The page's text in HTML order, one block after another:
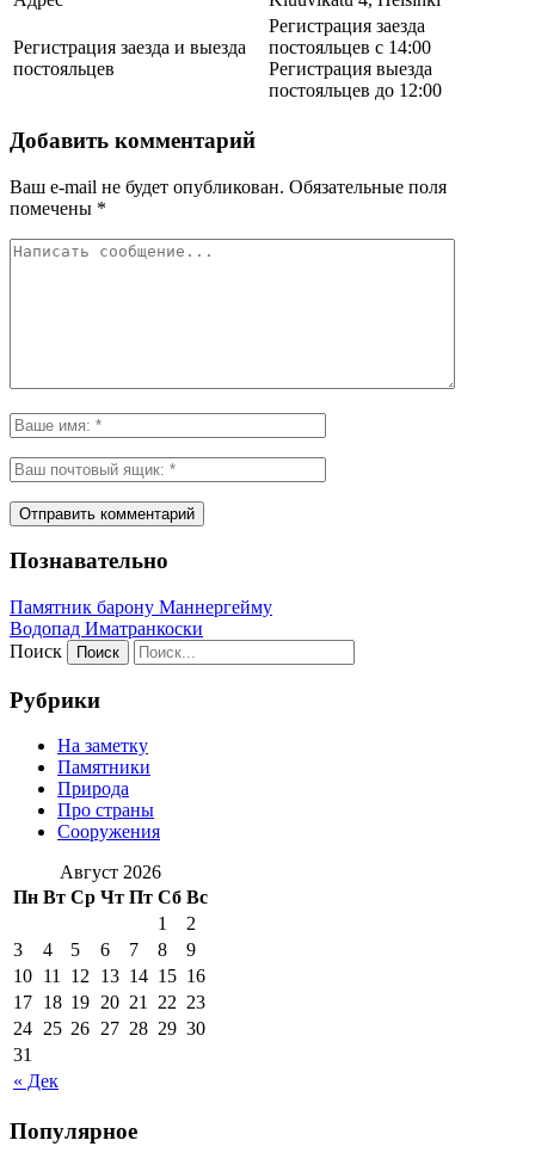
Регистрация заезда и выезда
постояльцев
Регистрация заезда
постояльцев с 14:00
Регистрация выезда
постояльцев до 12:00
Добавить комментарий
Ваш e-mail не будет опубликован. Обязательные поля
помечены *
Познавательно
Памятник барону Маннергейму
Водопад Иматранкоски
Поиск
Рубрики
На заметку
Памятники
Природа
Про страны
Сооружения
Август 2026
Пн Вт Ср Чт Пт Сб Вс
« Дек
1
2
3
4 5 6 7 8
9
10 11 12 13 14 15 16
17 18 19 20 21 22 23
24 25 26 27 28 29 30
31
Популярное